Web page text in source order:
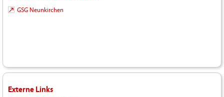
GSG Neunkirchen
Externe Links